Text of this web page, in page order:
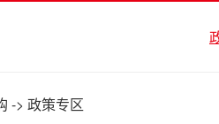
-> 政策专区